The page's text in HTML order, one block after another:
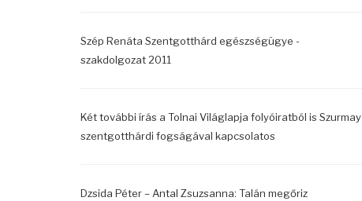
Szép Renáta Szentgotthárd egészségügye -
szakdolgozat 2011
Két további írás a Tolnai Világlapja folyóiratból is Szurmay
szentgotthárdi fogságával kapcsolatos
Dzsida Péter – Antal Zsuzsanna: Talán megőriz